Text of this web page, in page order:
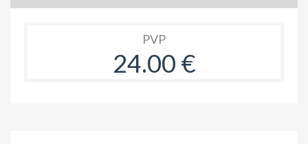
PVP
24.00 €